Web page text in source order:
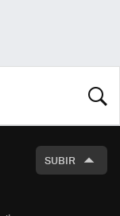
SUBIR